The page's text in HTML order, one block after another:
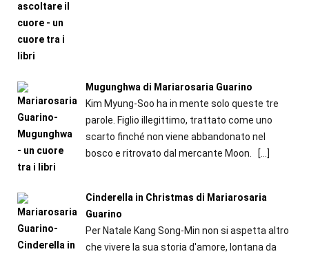
Mugunghwa di Mariarosaria Guarino
Kim Myung-Soo ha in mente solo queste tre
parole. Figlio illegittimo, trattato come uno
scarto finché non viene abbandonato nel
bosco e ritrovato dal mercante Moon.
[…]
Cinderella in Christmas di Mariarosaria
Guarino
Per Natale Kang Song-Min non si aspetta altro
che vivere la sua storia d'amore, lontana da